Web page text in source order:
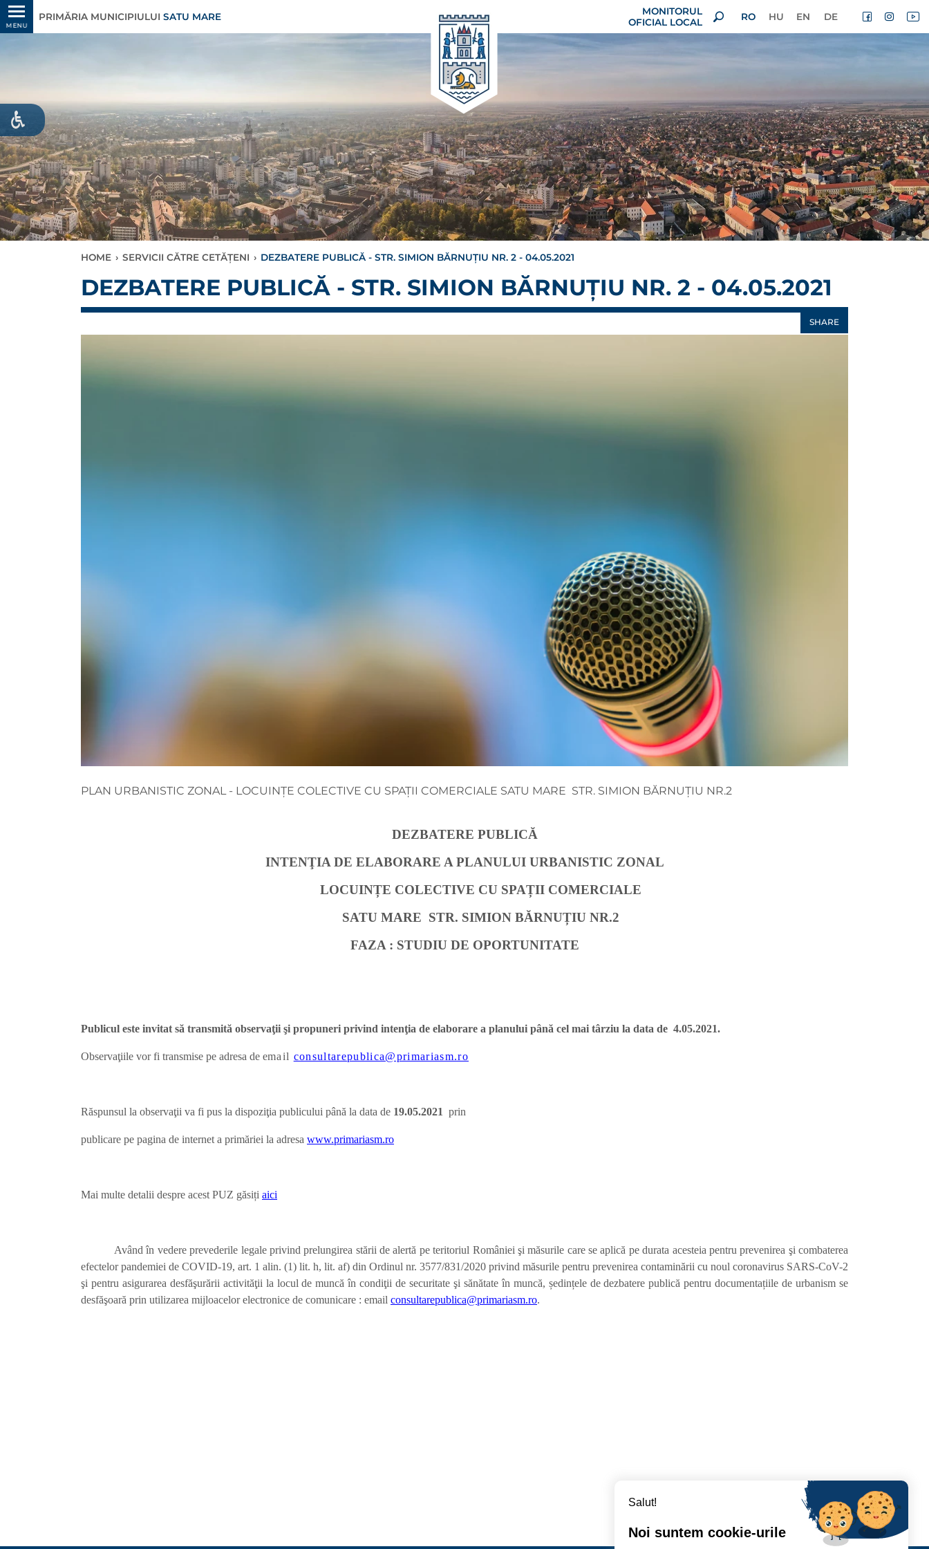
MENU
PRIMĂRIA MUNICIPIULUI SATU MARE
MONITORUL
OFICIAL LOCAL
RO HU EN DE
HOME › SERVICII CĂTRE CETĂȚENI › DEZBATERE PUBLICĂ - STR. SIMION BĂRNUȚIU NR. 2 - 04.05.2021
DEZBATERE PUBLICĂ - STR. SIMION BĂRNUȚIU NR. 2 - 04.05.2021
SHARE
PLAN URBANISTIC ZONAL - LOCUINȚE COLECTIVE CU SPAȚII COMERCIALE SATU MARE STR. SIMION BĂRNUȚIU NR.2
DEZBATERE PUBLICĂ
INTENŢIA DE ELABORARE A PLANULUI URBANISTIC ZONAL
LOCUINȚE COLECTIVE CU SPAȚII COMERCIALE
SATU MARE STR. SIMION BĂRNUȚIU NR.2
FAZA : STUDIU DE OPORTUNITATE
Publicul este invitat să transmită observaţii şi propuneri privind intenţia de elaborare a planului până cel mai târziu la data de 4.05.2021.
Observaţiile vor fi transmise pe adresa de email consultarepublica@primariasm.ro
Răspunsul la observaţii va fi pus la dispoziţia publicului până la data de 19.05.2021 prin
publicare pe pagina de internet a primăriei la adresa www.primariasm.ro
Mai multe detalii despre acest PUZ găsiți aici
Având în vedere prevederile legale privind prelungirea stării de alertă pe teritoriul României şi măsurile care se aplică pe durata acesteia pentru prevenirea şi combaterea
efectelor pandemiei de COVID-19, art. 1 alin. (1) lit. h, lit. af) din Ordinul nr. 3577/831/2020 privind măsurile pentru prevenirea contaminării cu noul coronavirus SARS-CoV-2
şi pentru asigurarea desfăşurării activităţii la locul de muncă în condiţii de securitate şi sănătate în muncă, ședințele de dezbatere publică pentru documentațiile de urbanism se
desfăşoară prin utilizarea mijloacelor electronice de comunicare : email consultarepublica@primariasm.ro.
Salut!
Noi suntem cookie-urile